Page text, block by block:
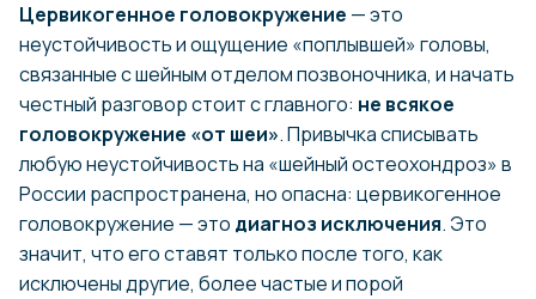
Цервикогенное головокружение — это
неустойчивость и ощущение «поплывшей» головы,
связанные с шейным отделом позвоночника, и начать
честный разговор стоит с главного: не всякое
головокружение «от шеи». Привычка списывать
любую неустойчивость на «шейный остеохондроз» в
России распространена, но опасна: цервикогенное
головокружение — это диагноз исключения. Это
значит, что его ставят только после того, как
исключены другие, более частые и порой